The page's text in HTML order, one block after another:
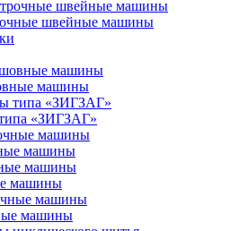
швейные машины
машины
«ЗИГЗАГ»
машины
машины
машины